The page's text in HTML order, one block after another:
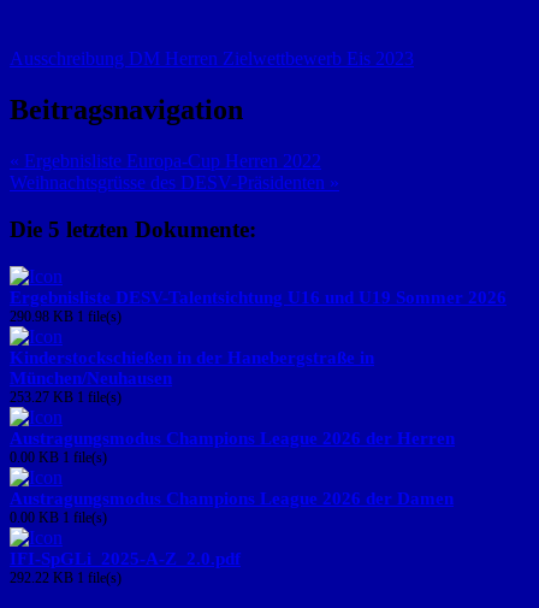
Ausschreibung DM Herren Zielwettbewerb Eis 2023
Beitragsnavigation
« Ergebnisliste Europa-Cup Herren 2022
Weihnachtsgrüsse des DESV-Präsidenten »
Die 5 letzten Dokumente:
Ergebnisliste DESV-Talentsichtung U16 und U19 Sommer 2026
290.98 KB 1 file(s)
Kinderstockschießen in der Hanebergstraße in
München/Neuhausen
253.27 KB 1 file(s)
Austragungsmodus Champions League 2026 der Herren
0.00 KB 1 file(s)
Austragungsmodus Champions League 2026 der Damen
0.00 KB 1 file(s)
IFI-SpGLi_2025-A-Z_2.0.pdf
292.22 KB 1 file(s)